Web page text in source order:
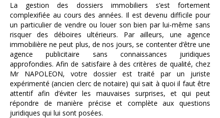
La gestion des dossiers immobiliers s’est fortement
complexifiée au cours des années. Il est devenu difficile pour
un particulier de vendre ou louer son bien par lui-même sans
risquer des déboires ultérieurs. Par ailleurs, une agence
immobilière ne peut plus, de nos jours, se contenter d’être une
agence publicitaire sans connaissances juridiques
approfondies. Afin de satisfaire à des critères de qualité, chez
Mr NAPOLEON, votre dossier est traité par un juriste
expérimenté (ancien clerc de notaire) qui sait à quoi il faut être
attentif afin d’éviter les mauvaises surprises, et qui peut
répondre de manière précise et complète aux questions
juridiques qui lui sont posées.